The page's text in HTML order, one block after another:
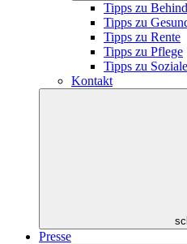
Tipps zu
Tipps zu
Tipps zu Rente
Tipps zu Pflege
Tipps zu
Kontakt
Presse